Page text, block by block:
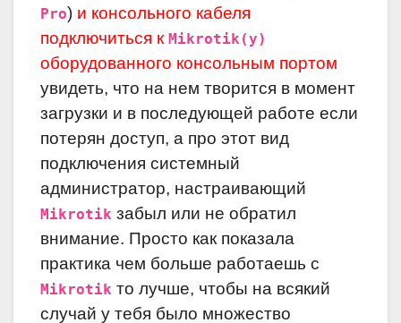
Pro) и консольного кабеля
подключиться к Mikrotik(у)
оборудованного консольным портом
увидеть, что на нем творится в момент
загрузки и в последующей работе если
потерян доступ, а про этот вид
подключения системный
администратор, настраивающий
Mikrotik забыл или не обратил
внимание. Просто как показала
практика чем больше работаешь с
Mikrotik то лучше, чтобы на всякий
случай у тебя было множество